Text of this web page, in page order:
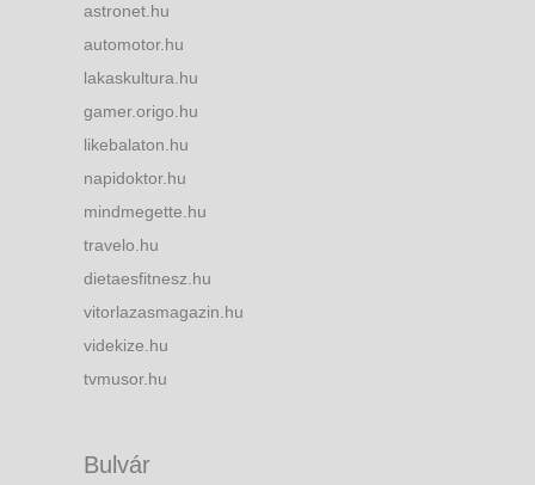
astronet.hu
automotor.hu
lakaskultura.hu
gamer.origo.hu
likebalaton.hu
napidoktor.hu
mindmegette.hu
travelo.hu
dietaesfitnesz.hu
vitorlazasmagazin.hu
videkize.hu
tvmusor.hu
Bulvár